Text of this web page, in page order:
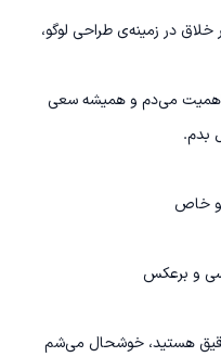
من حسام  هستم، طراح گرافیک و فریلنسر خلاق در زمینه‌ی طراحی لوگو،
بیش از هر چیز، به دقت و کیفیت در کار اهمیت می‌دم و همیشه سعی
اگر دنبال همکاری منظم، قابل اعتماد و دقیق هستید، خوشحال می‌شم